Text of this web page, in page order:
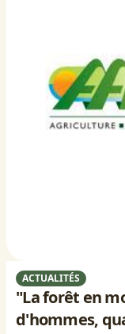
ACTUALITÉS
"La forêt en
d'hommes,